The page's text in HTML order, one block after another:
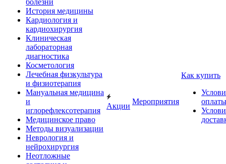
болезни
История медицины
Кардиология и
кардиохирургия
Клиническая
лабораторная
диагностика
Косметология
Лечебная физкультура
и физиотерапия
Мануальная медицина
и
иглорефлексотерапия
Медицинское право
Методы визуализации
Неврология и
нейрохирургия
Неотложные
Акции
Мероприятия
Как купить
оплаты